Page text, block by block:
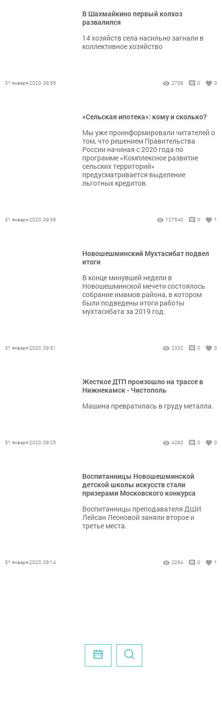
В Шахмайкино первый колхоз
развалился
14 хозяйств села насильно загнали в
коллективное хозяйство
31 января 2020, 09:56 2708 0 0
«Сельская ипотека»: кому и сколько?
Мы уже проинформировали читателей о
том, что решением Правительства
России начиная с 2020 года по
программе «Комплексное развитие
сельских территорий»
предусматривается выделение
льготных кредитов.
31 января 2020, 09:36 127540 0 1
Новошешминский Мухтасибат подвел
итоги
В конце минувшей недели в
Новошешминской мечети состоялось
собрание имамов района, в котором
были подведены итоги работы
мухтасибата за 2019 год.
31 января 2020, 09:31 2332 0 0
Жесткое ДТП произошло на трассе в
Нижнекамск - Чистополь
Машина превратилась в груду металла.
31 января 2020, 09:25 4292 0 0
Воспитанницы Новошешминской
детской школы искусств стали
призерами Московского конкурса
Воспитанницы преподавателя ДШИ
Лейсан Леоновой заняли второе и
третье места.
31 января 2020, 09:14 2264 0 1